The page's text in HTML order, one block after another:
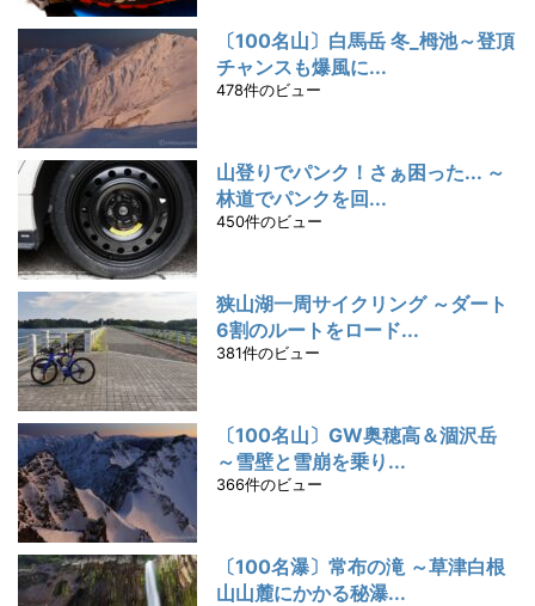
〔100名山〕白馬岳 冬_栂池～登頂
チャンスも爆風に...
478件のビュー
山登りでパンク！さぁ困った... ～
林道でパンクを回...
450件のビュー
狭山湖一周サイクリング ～ダート
6割のルートをロード...
381件のビュー
〔100名山〕GW奥穂高＆涸沢岳
～雪壁と雪崩を乗り...
366件のビュー
〔100名瀑〕常布の滝 ～草津白根
山山麓にかかる秘瀑...